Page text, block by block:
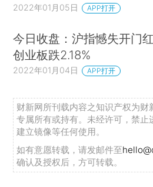
2022年01月05日 APP打开
今日收盘：沪指憾失开门红
创业板跌2.18%
2022年01月04日 APP打开
财新网所刊载内容之知识产权为财
专属所有或持有。未经许可，禁止
建立镜像等任何使用。
如有意愿转载，请发邮件至
确认及授权后，方可转载。